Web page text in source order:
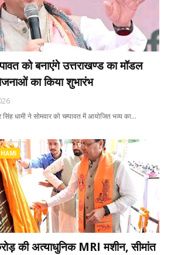
को बनाएंगे उत्तराखण्ड का मॉडल
का किया शुभारंभ
धामी ने सोमवार को चम्पावत में आयोजित भव्य का…
की अत्याधुनिक MRI मशीन, सीमांत